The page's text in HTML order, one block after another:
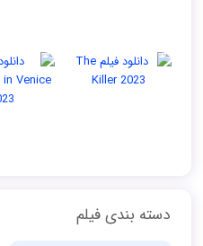
دسته بندی فیلم